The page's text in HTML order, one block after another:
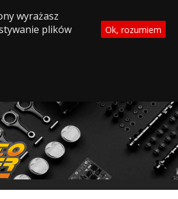
wyrażasz
plików
Ok, rozumiem